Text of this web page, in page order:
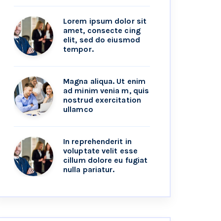
Lorem ipsum dolor sit
amet, consecte cing
elit, sed do eiusmod
tempor.
Magna aliqua. Ut enim
ad minim venia m, quis
nostrud exercitation
ullamco
In reprehenderit in
voluptate velit esse
cillum dolore eu fugiat
nulla pariatur.